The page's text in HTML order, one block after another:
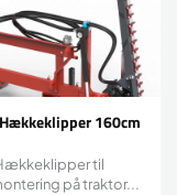
160cm
til
på traktor...